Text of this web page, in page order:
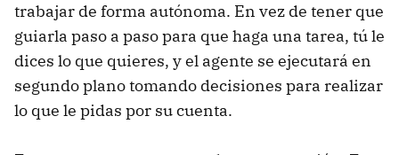
trabajar de forma autónoma. En vez de tener que
guiarla paso a paso para que haga una tarea, tú le
dices lo que quieres, y el agente se ejecutará en
segundo plano tomando decisiones para realizar
lo que le pidas por su cuenta.